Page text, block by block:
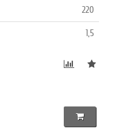
220
1,5